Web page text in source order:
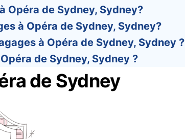
Opéra de Sydney, Sydney?
à Opéra de Sydney, Sydney?
à Opéra de Sydney, Sydney ?
de Sydney, Sydney ?
de Sydney